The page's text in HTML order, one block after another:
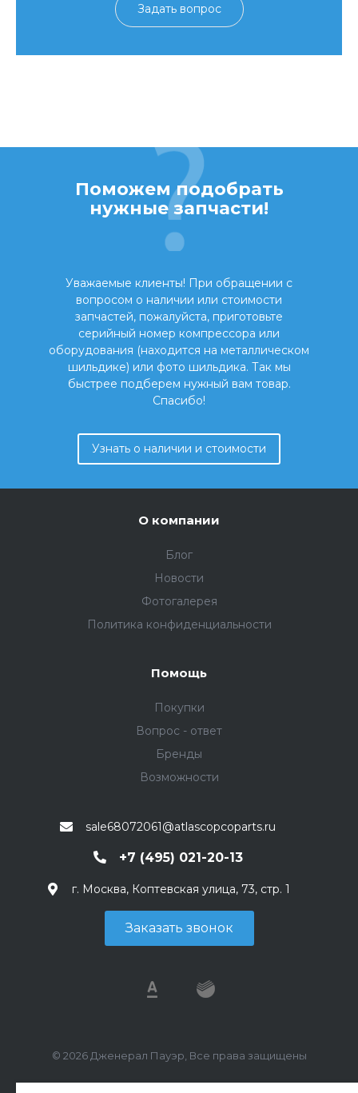
Задать вопрос
Поможем подобрать
нужные запчасти!
Уважаемые клиенты! При обращении с
вопросом о наличии или стоимости
запчастей, пожалуйста, приготовьте
серийный номер компрессора или
оборудования (находится на металлическом
шильдике) или фото шильдика. Так мы
быстрее подберем нужный вам товар.
Спасибо!
Узнать о наличии и стоимости
О компании
Блог
Новости
Фотогалерея
Политика конфиденциальности
Помощь
Покупки
Вопрос - ответ
Бренды
Возможности
sale68072061@atlascopcoparts.ru
+7 (495) 021-20-13
г. Москва, Коптевская улица, 73, стр. 1
Заказать звонок
© 2026 Дженерал Пауэр, Все права защищены